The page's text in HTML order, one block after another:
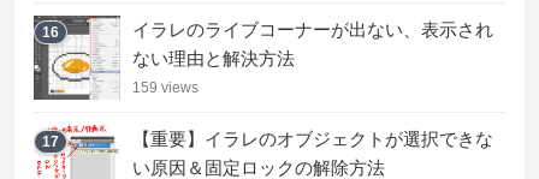
16
イラレのライブコーナーが出ない、表示され
ない理由と解決方法
159 views
17
【重要】イラレのオブジェクトが選択できな
い原因＆固定ロックの解除方法